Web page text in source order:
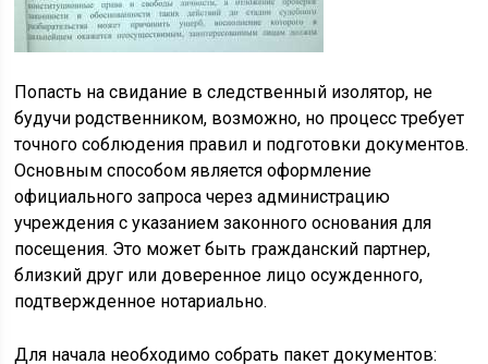
Попасть на свидание в следственный изолятор, не
будучи родственником, возможно, но процесс требует
точного соблюдения правил и подготовки документов.
Основным способом является оформление
официального запроса через администрацию
учреждения с указанием законного основания для
посещения. Это может быть гражданский партнер,
близкий друг или доверенное лицо осужденного,
подтвержденное нотариально.
Для начала необходимо собрать пакет документов: